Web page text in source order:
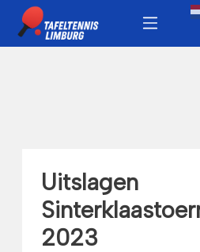
naar
de
Menu
Uitslagen
2023